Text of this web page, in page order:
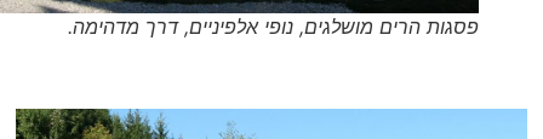
פסגות הרים מושלגים, נופי אלפיניים, דרך מדהימה.